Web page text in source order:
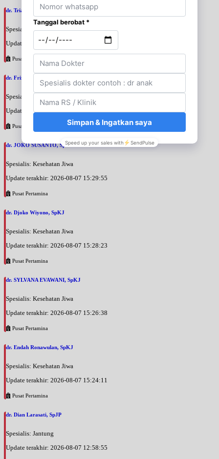
dr. Triani Ismelia Firdayanti, SpOG
Spesialis: Kebidanan & Kandungan
Update terakhir: 2026-08-07 15:48:40
Pusat Pertamina
dr. Frizar Irmansyah, SpOGKFR
Spesialis: Kebidanan & Kandungan
Update terakhir: 2026-08-07 15:46:21
Pusat Pertamina
dr. JOKO SUSANTO, SpKJ
Spesialis: Kesehatan Jiwa
Update terakhir: 2026-08-07 15:29:55
Pusat Pertamina
dr. Djoko Wiyono, SpKJ
Spesialis: Kesehatan Jiwa
Update terakhir: 2026-08-07 15:28:23
Pusat Pertamina
dr. SYLVANA EVAWANI, SpKJ
Spesialis: Kesehatan Jiwa
Update terakhir: 2026-08-07 15:26:38
Pusat Pertamina
dr. Endah Ronawulan, SpKJ
Spesialis: Kesehatan Jiwa
Update terakhir: 2026-08-07 15:24:11
Pusat Pertamina
dr. Dian Larasati, SpJP
Spesialis: Jantung
Update terakhir: 2026-08-07 12:58:55